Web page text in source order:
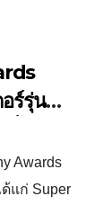
ร์รุ่น
มหมวด
Awards
แก่ Super